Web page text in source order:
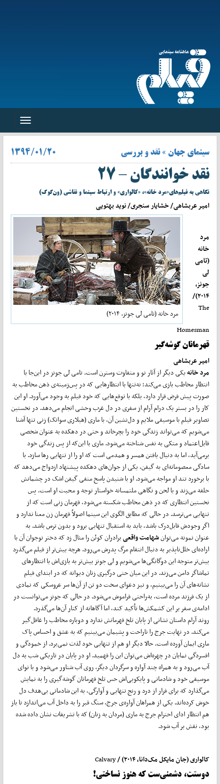
Toggle
سینمای جهان » نقد و بررسی ۱۳۹۴/۰۱/۲۰
نقد خوانندگان – ۲۷
نگاهی به فیلم‌های«مرد خانه»، «کالواری» و ارتباط سینما و نقاشی (ون‌گوگ)
امیر عربشاهی/ خشایار سنجری/ نوید بهتویی
مرد خانه (تامی لی جونز، ۲۰۱۴)
مرد
خانه
(تامی
لی
جونز،
۲۰۱۴)/
The
Homesman
قهرمانان گوشهگیر
امیر عربشاهی
مرد خانهیکی دیگر از آثار نو و متفاوت وسترن است. تامی لی جونز در این‌جا با
انتظار مخاطب بازی می‌کند؛ نه‌تنها با انتظارهایی که در پس‌زمینه‌ی ذهن مخاطب به
صورت پیش فرض قرار دارد، بلکه با توقع‌هایی که خود فیلم به وجود می‌آورد. او این
کار را در بستر یک درام آرام از سفری در دل غرب وحشی انجام می‌دهد. در نخستین
تصاویر فیلم با موسیقی ملایم و دل‌نشین آن، با ماری (هیلاری سوانک) زنی تنها آشنا
می‌شویم که می‌تواند زندگی خود را بچرخاند و حتی در دهکده به عنوان شخصی
قابل‌اعتماد و متکی به نفس شناخته می‌شود. ماری با این‌که از پس زندگی خود
برمی‌آید، اما به دنبال یافتن همسر و همدمی است که او را از تنهایی رها سازد. با
سادگی معصومانه‌ای به گیفن، یکی از جوان‌های دهکده پیشنهاد ازدواج می‌دهد که
با برخورد تند او مواجه می‌شود. او با شنیدن پاسخ منفی گیفن اشک در چشمانش
حلقه می‌زند و با لحن و نگاهی ملتمسانه خواستار توجه و محبت او است. پس
نخستین انتظاری که در ذهن مخاطب شکسته می‌شود، قهرمان زنی است که از
تنهایی می‌ترسد. در حالی که مطابق الگوی این سینما اصولاً قهرمان زن معنا ندارد و
اگر وجودش قابل‌درک باشد، باید به استقبال تنهایی برود و بدون ترس باشد. به
عنوان نمونه می‌توانشهامت واقعیبرادران کوئن را مثال زد که دختر نوجوان آن با
اراده‌ای خلل‌ناپذیر به دنبال انتقام مرگ پدرش می‌رود. هرچه بیش‌تر از فیلم می‌گذرد
بیش‌تر متوجه این دوگانگی‌ها می‌شویم و لی جونز بیش‌تر به بازی‌اش با انتظارهای
تماشاگر دامن می‌زند. در این میان حتی درگیری زنان دیوانه که در ابتدای فیلم
نشانه‌های آن را می‌بینیم، و نیز دعوای سخت دو تن از آن‌ها سر عروسکی که نمادی
از یک فرزند مرده است، به‌راحتی فراموش می‌شود. در حالی که جونز می‌توانست در
ادامه‌ی سفر بر این کشمکش‌ها تأکید کند، اما آگاهانه از کنار آن‌ها می‌گذرد.
روند آرام داستان نشانی از پایان تلخ قهرمانش ندارد و دوباره مخاطب را غافل‌گیر
می‌کند. در نهایت جرج را ناراحت و پشیمان می‌بینیم که به عشق و احساس پاک
ماری ایمان آورده است. حالا دیگر او هم از تنهایی خود لذت نمی‌برد. از خمودگی و
افسردگی نمایان در چهره‌اش می‌توان این را فهمید. او در پایان در تاریکی شب به دل
آب می‌رود و به همراه چند آواره و سرگردان دیگر، روی آب شناور می‌شود و با نوای
موسیقی خود و شادمانی و پایکوبی‌اش حس تلخ قهرمانان گوشه‌گیری را به نمایش
می‌گذارد که برای فرار از درد و رنج تنهایی و آوارگی، به این شادمانی بی‌هدف دل
خوش کرده‌اند. یکی از همراهان آواره‌ی جرج، سنگ قبر را به داخل آب می‌اندازد تا باز
هم انتظار ادای احترام جرج به ماری (مردان به زنان) که با تشریفات نشان داده شده
بود، نقش بر آب شود.
کالواری (جان مایکل مک‌دانا، ۲۰۱۴) / Calvary
دوستت، دشمنی‌ست که هنوز نساختی!